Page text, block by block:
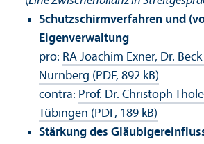
Schutz­schirm­verfahren und
Eigenverwaltung
pro: RA Joachim Exner, Dr.
Nürnberg (PDF, 892 kB)
contra: Prof. Dr. Christoph
Tübingen (PDF, 189 kB)
Stärkung des